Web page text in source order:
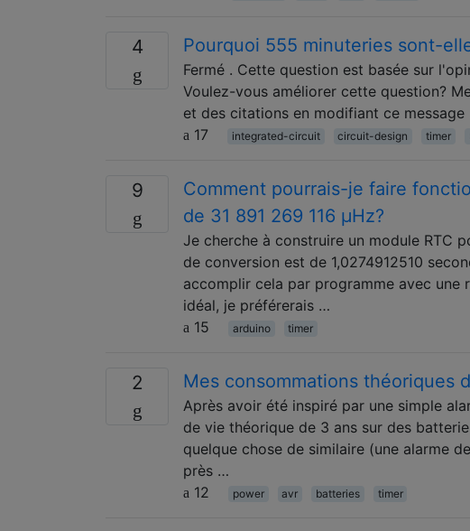
4 Pourquoi 555 minuteries sont-
Fermé . Cette question est basée sur
Voulez-vous améliorer cette question?
et des citations en modifiant ce
17
integrated-circuit circuit-design timer
9
Comment pourrais-je faire
de 31 891 269 116 µHz?
Je cherche à construire un module RTC
de conversion est de 1,0274912510
accomplir cela par programme avec une
idéal, je préférerais …
15
arduino timer
2 Mes consommations théoriques
Après avoir été inspiré par une simple
de vie théorique de 3 ans sur des
quelque chose de similaire (une alarme
près …
12
power avr batteries timer